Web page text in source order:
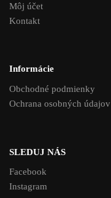
Môj účet
Kontakt
Informácie
Obchodné podmienky
Ochrana osobných údajov
SLEDUJ NÁS
Facebook
Instagram